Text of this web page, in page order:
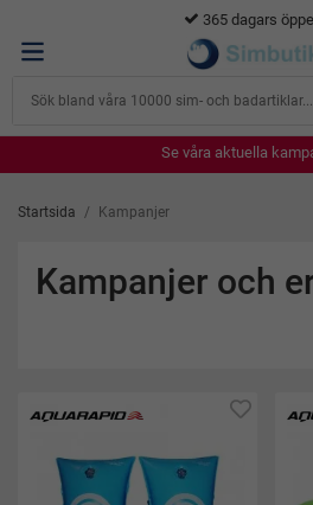
365 dagars
Se våra aktuella
Se våra aktuella
Se våra aktuella
Startsida / Kampanjer
Kampanjer och